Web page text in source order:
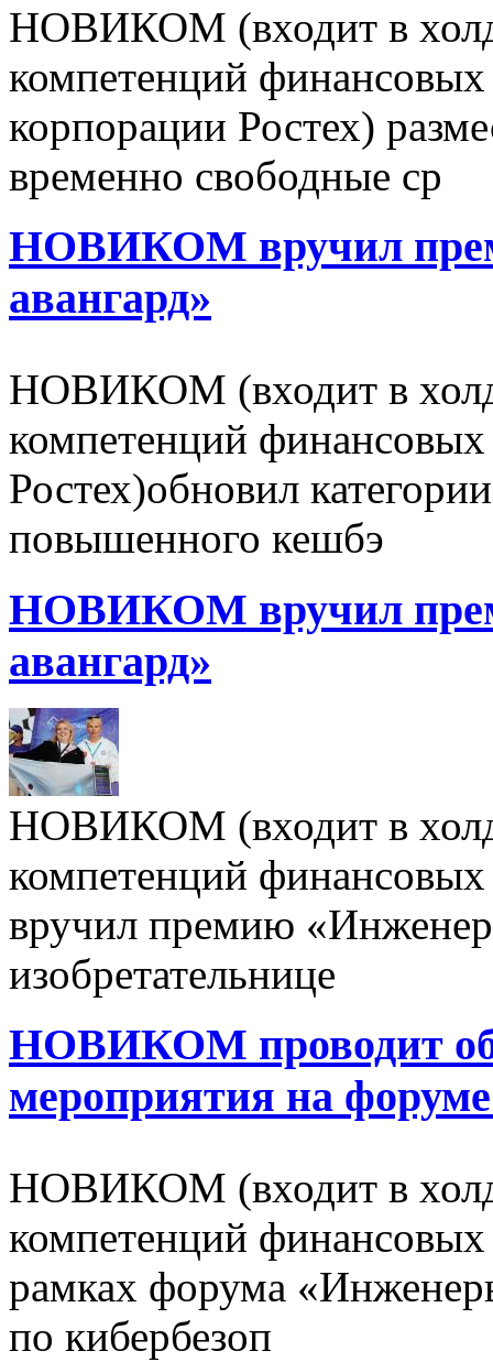
НОВИКОМ (входит в
компетенций финансовых
корпорации Ростех)
временно свободные ср
НОВИКОМ вручил
авангард»
НОВИКОМ (входит в
компетенций
Ростех)обновил
повышенного кешбэ
НОВИКОМ вручил
авангард»
НОВИКОМ (входит в
компетенций
вручил премию
изобретательнице
НОВИКОМ проводит
мероприятия на
НОВИКОМ (входит в
компетенций
рамках форума
по кибербезоп